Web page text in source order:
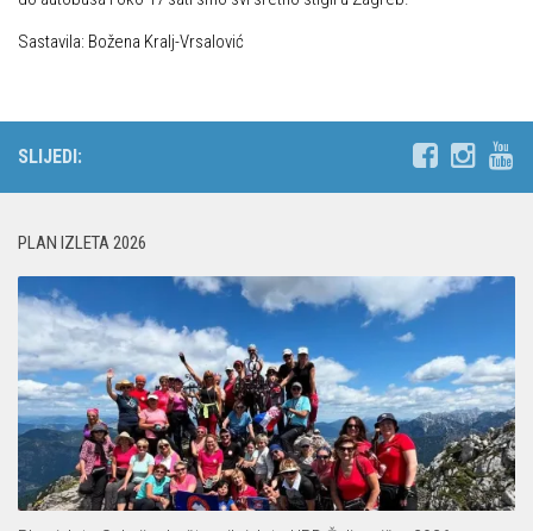
Povijest Markacijske komisije
Sastavila: Božena Kralj-Vrsalović
SLIJEDI:
PLAN IZLETA 2026